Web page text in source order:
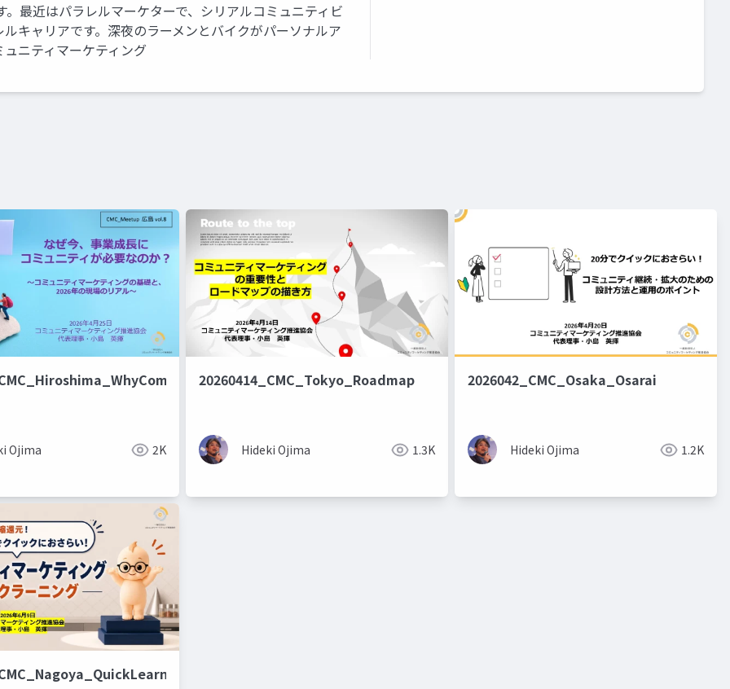
最近はパラレルマーケターで、シリアルコミュニティビ
キャリアです。深夜のラーメンとバイクがパーソナルア
ニティマーケティング
Ojima 2K
20260414_CMC_Tokyo_Roadmap
Hideki Ojima 1.3K
2026042_CMC_Osaka_Osarai
Hideki Ojima 1.2K